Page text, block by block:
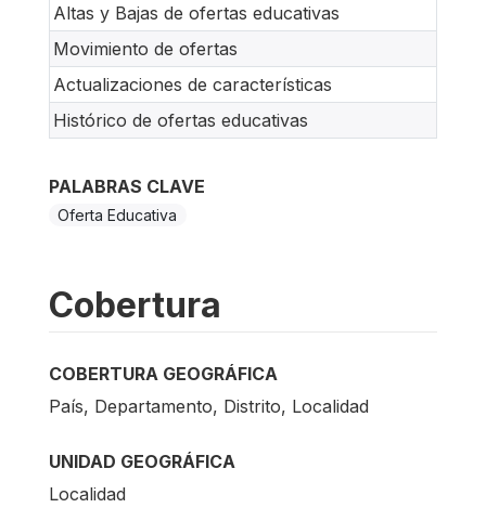
Altas y Bajas de ofertas educativas
Movimiento de ofertas
Actualizaciones de características
Histórico de ofertas educativas
PALABRAS CLAVE
Oferta Educativa
Cobertura
COBERTURA GEOGRÁFICA
País, Departamento, Distrito, Localidad
UNIDAD GEOGRÁFICA
Localidad